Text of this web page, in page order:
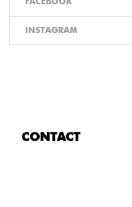
FACEBOOK
INSTAGRAM
CONTACT